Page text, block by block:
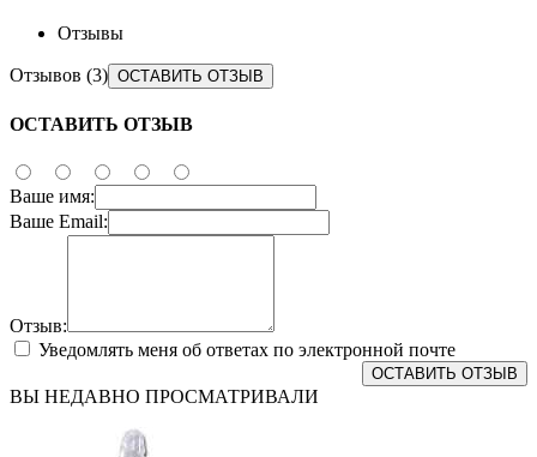
Отзывы
Отзывов (3) ОСТАВИТЬ ОТЗЫВ
ОСТАВИТЬ ОТЗЫВ
Ваше имя:
Ваше Email:
Отзыв:
Уведомлять меня об ответах по электронной почте
ОСТАВИТЬ ОТЗЫВ
ВЫ НЕДАВНО ПРОСМАТРИВАЛИ